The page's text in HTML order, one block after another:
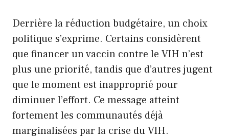
Derrière la réduction budgétaire, un choix
politique s’exprime. Certains considèrent
que financer un vaccin contre le VIH n’est
plus une priorité, tandis que d’autres jugent
que le moment est inapproprié pour
diminuer l’effort. Ce message atteint
fortement les communautés déjà
marginalisées par la crise du VIH.